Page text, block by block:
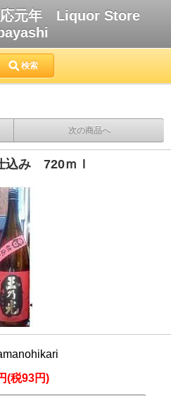
元年 Liquor Store
検索
次の商品へ
込み 720ｍｌ
(税93円)